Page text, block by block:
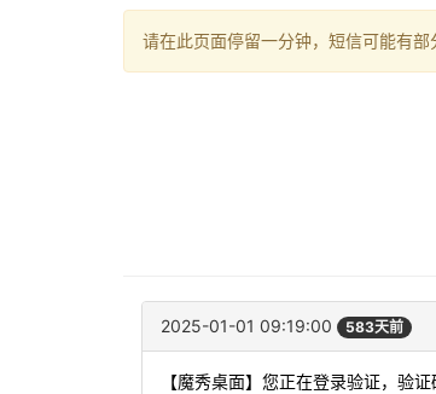
请在此页面停留一分钟，短信可能有
2025-01-01 09:19:00 583天前
【魔秀桌面】您正在登录验证，验